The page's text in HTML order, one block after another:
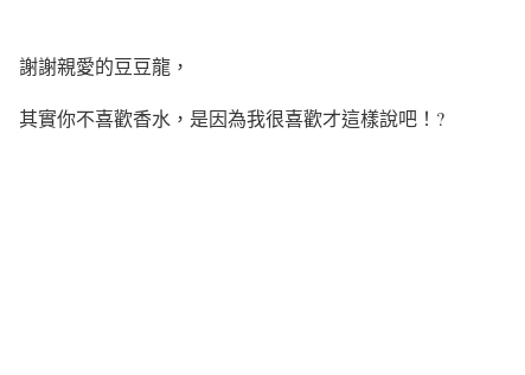
謝謝親愛的豆豆龍，
其實你不喜歡香水，是因為我很喜歡才這樣說吧！?